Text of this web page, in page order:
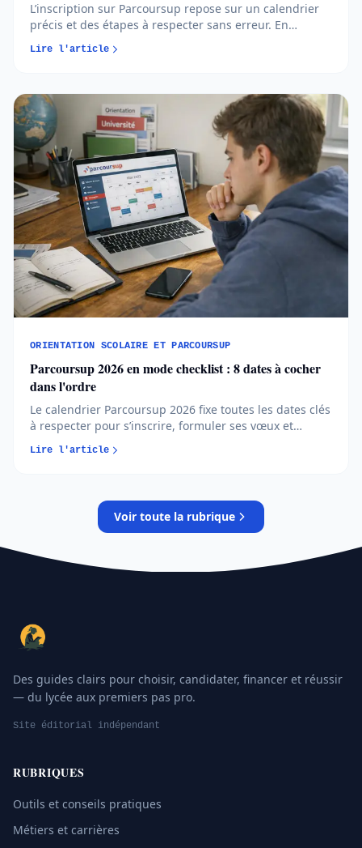
L’inscription sur Parcoursup repose sur un calendrier
précis et des étapes à respecter sans erreur. En
comprenant quand et comment créer votre dossier,
vous avancez plus sereinement et évitez les oublis
Lire l'article
ORIENTATION SCOLAIRE ET PARCOURSUP
Parcoursup 2026 en mode checklist : 8 dates à cocher
dans l'ordre
Le calendrier Parcoursup 2026 fixe toutes les dates clés
à respecter pour s’inscrire, formuler ses vœux et
répondre aux propositions. Comprendre chaque phase
permet d’éviter les erreurs et de sécuriser son
Lire l'article
Voir toute la rubrique
Des guides clairs pour choisir, candidater, financer et réussir
— du lycée aux premiers pas pro.
Site éditorial indépendant
RUBRIQUES
Outils et conseils pratiques
Métiers et carrières